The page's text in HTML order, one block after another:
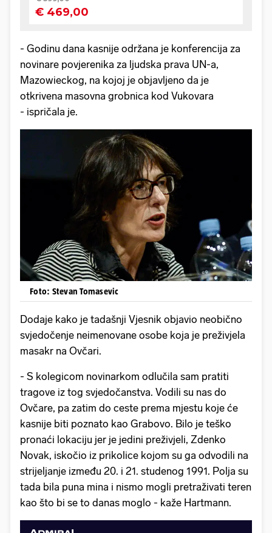
- Godinu dana kasnije održana je konferencija za
novinare povjerenika za ljudska prava UN-a,
Mazowieckog, na kojoj je objavljeno da je
otkrivena masovna grobnica kod Vukovara
- ispričala je.
Foto: Stevan Tomasevic
Dodaje kako je tadašnji Vjesnik objavio neobično
svjedočenje neimenovane osobe koja je preživjela
masakr na Ovčari.
- S kolegicom novinarkom odlučila sam pratiti
tragove iz tog svjedočanstva. Vodili su nas do
Ovčare, pa zatim do ceste prema mjestu koje će
kasnije biti poznato kao Grabovo. Bilo je teško
pronaći lokaciju jer je jedini preživjeli, Zdenko
Novak, iskočio iz prikolice kojom su ga odvodili na
strijeljanje između 20. i 21. studenog 1991. Polja su
tada bila puna mina i nismo mogli pretraživati teren
kao što bi se to danas moglo - kaže Hartmann.